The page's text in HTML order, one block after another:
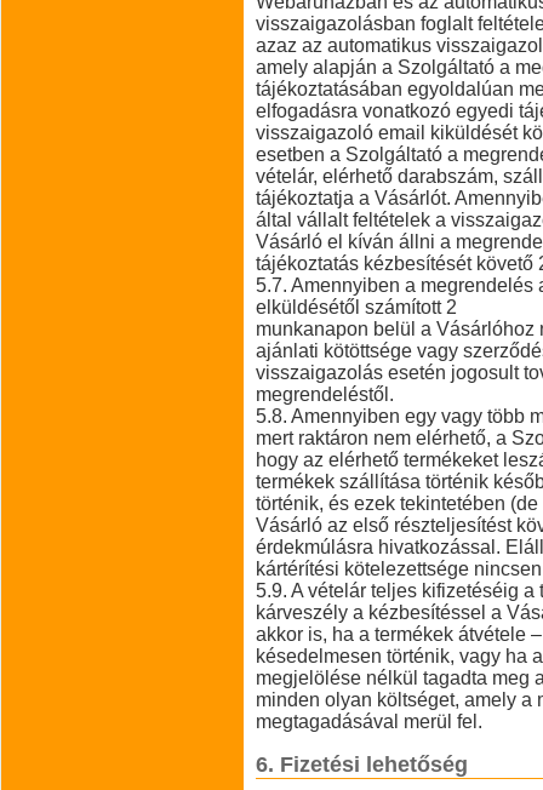
visszaigazolásban foglalt
azaz az automatikus
amely alapján a Szolgáltató a
tájékoztatásában egyoldalúan
elfogadásra vonatkozó egyedi
visszaigazoló email kiküldését
esetben a Szolgáltató a
vételár, elérhető darabszám,
tájékoztatja a Vásárlót.
által vállalt feltételek a
Vásárló el kíván állni a
tájékoztatás kézbesítését
5.7. Amennyiben a
elküldésétől számított 2
munkanapon belül a Vásárlóhoz
ajánlati kötöttsége vagy
visszaigazolás esetén jogosult
megrendeléstől.
5.8. Amennyiben egy vagy több
mert raktáron nem elérhető, a
hogy az elérhető termékeket
termékek szállítása történik
történik, és ezek tekintetében
Vásárló az első részteljesítést
érdekmúlásra hivatkozással.
kártérítési kötelezettsége
5.9. A vételár teljes kifizetéséig
kárveszély a kézbesítéssel a
akkor is, ha a termékek átvétele
késedelmesen történik, vagy ha
megjelölése nélkül tagadta meg
minden olyan költséget, amely
megtagadásával merül fel.
6. Fizetési lehetőség